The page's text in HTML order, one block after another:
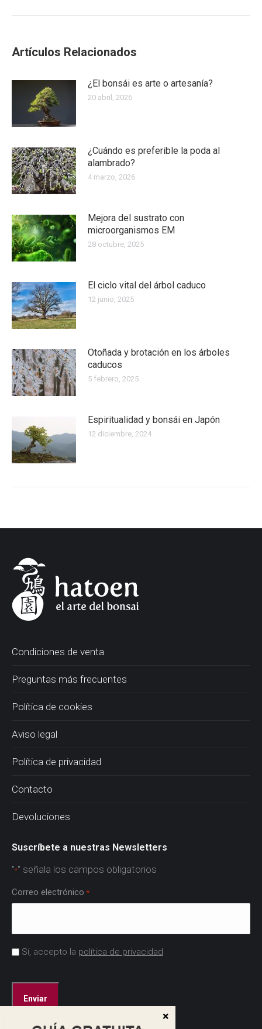
Artículos Relacionados
¿El bonsái es arte o artesanía?
20 abril, 2026
¿Cuándo es preferible la poda al
alambrado?
4 marzo, 2026
Mejora del sustrato con
microorganismos EM
28 octubre, 2025
El ciclo vital del árbol caduco
12 junio, 2025
Otoñada y brotación en los árboles
caducos
5 febrero, 2025
Espiritualidad y bonsái en Japón
12 diciembre, 2024
Condiciones de venta
Preguntas más frecuentes
Política de cookies
Aviso legal
Política de privacidad
Contacto
Devoluciones
Suscríbete a nuestras Newsletters
"*" señala los campos obligatorios
Correo electrónico *
Acuerdo
Sí, accepto la política de privacidad